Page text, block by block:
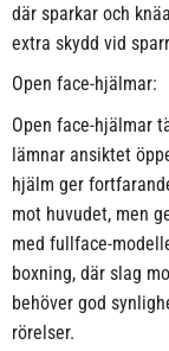
där sparkar och
extra skydd vid
Open face-hjälmar:
Open face-hjälmar
lämnar ansiktet
hjälm ger
mot huvudet, men
med fullface-
boxning, där slag
behöver god
rörelser.